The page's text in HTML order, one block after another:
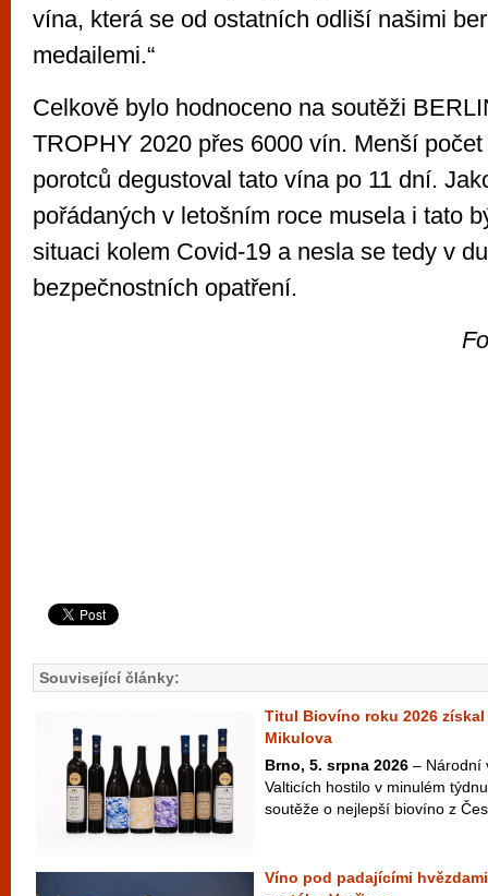
vína, která se od ostatních odliší našimi
medailemi.“
Celkově bylo hodnoceno na soutěži
TROPHY 2020 přes 6000 vín. Menší
porotců degustoval tato vína po 11 dní.
pořádaných v letošním roce musela i tato
situaci kolem Covid-19 a nesla se tedy v
bezpečnostních opatření.
Související články:
Titul Biovíno roku 2026
Mikulova
Brno, 5. srpna 2026 – Národní
Valticích hostilo v minulém
soutěže o nejlepší biovíno z
Víno pod padajícími